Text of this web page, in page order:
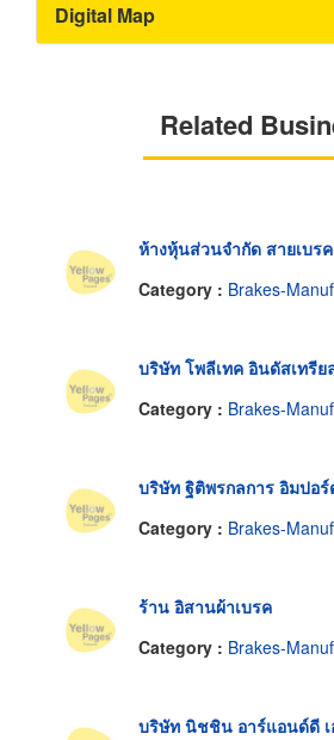
Digital Map
Related
ห้างหุ้นส่วนจำกัด สายเบร
Category : Brakes-
บริษัท โพลีเทค อินดัสเทรีย
Category : Brakes-
บริษัท ฐิติพรกลการ อิมปอร์
Category : Brakes-
ร้าน อิสานผ้าเบรค
Category : Brakes-
บริษัท นิชชิน อาร์แอนด์ดี เ